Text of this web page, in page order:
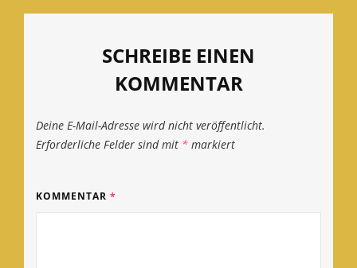
SCHREIBE EINEN
KOMMENTAR
Deine E-Mail-Adresse wird nicht veröffentlicht.
Erforderliche Felder sind mit * markiert
KOMMENTAR *